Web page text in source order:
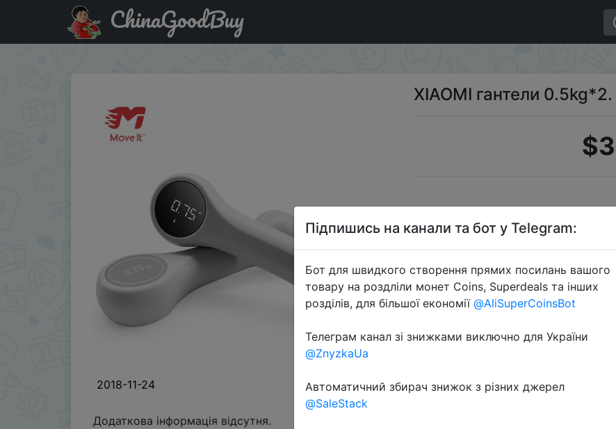
Придбати XIAOMI гантели 0.5kg*2. Для фанатов серии.
ChinaGoodBuy
2018-11-24
XIAOMI гантели
Перейти
Додаткова інформація відсутня.
Підпишись на канали та бот у Telegram:
Бот для швидкого створення прямих посилань вашого
товару на роздліли монет Coins, Superdeals та інших
розділів, для більшої економії @AliSuperCoinsBot
Телеграм канал зі знижками виключно для України
@ZnyzkaUa
Автоматичний збирач знижок з різних джерел
@SaleStack